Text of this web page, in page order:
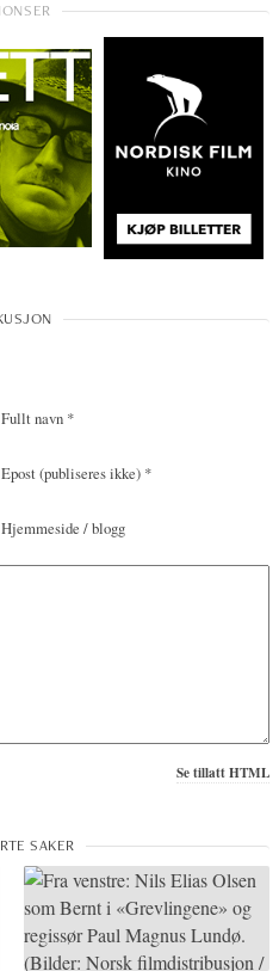
Fullt navn *
Epost(publiseres ikke) *
Hjemmeside / blogg
Se tillatt HTML